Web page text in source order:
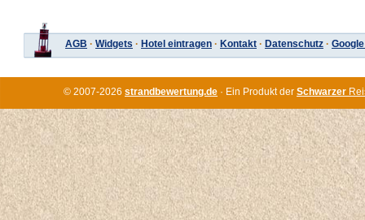
AGB · Widgets · Hotel eintragen · Kontakt · Datenschutz ·
© 2007-2026 strandbewertung.de · Ein Produkt der Schwarzer